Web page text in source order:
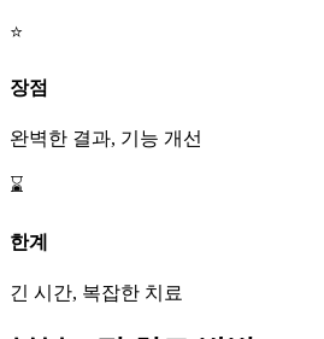
⭐
장점
완벽한 결과, 기능 개선
⌛
한계
긴 시간, 복잡한 치료